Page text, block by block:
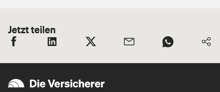
Jetzt teilen